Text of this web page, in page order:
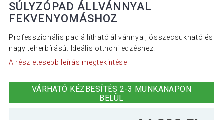
SÚLYZÓPAD ÁLLVÁNNYAL
FEKVENYOMÁSHOZ
Professzionális pad állítható állvánnyal, összecsukható és
nagy teherbírású. Ideális otthoni edzéshez.
A részletesebb leírás megtekintése
VÁRHATÓ KÉZBESÍTÉS 2-3 MUNKANAPON
BELÜL